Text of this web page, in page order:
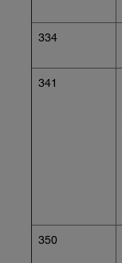
334
341
350